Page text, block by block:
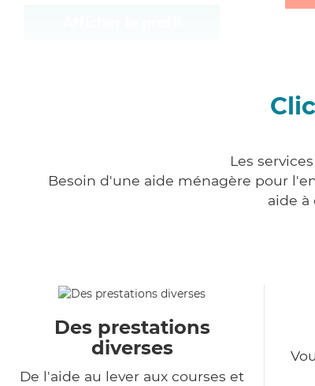
Les
Besoin d'une aide ménagère pour
aide
Des prestations
diverses
De l'aide au lever aux courses et